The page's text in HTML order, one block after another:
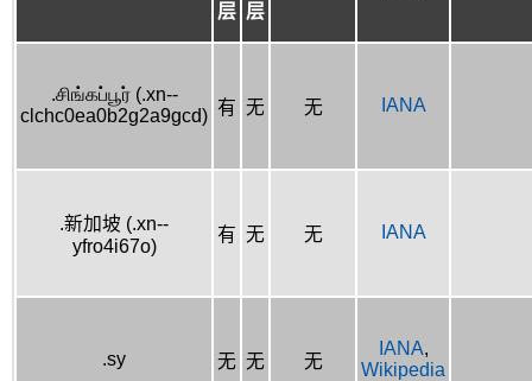
层 层
.சிங்கப்பூர் (.xn--
clchc0ea0b2g2a9gcd) 有 无 无 IANA
.新加坡 (.xn--
yfro4i67o)
有 无 无 IANA
.sy 无 无 无
IANA,
Wikipedia